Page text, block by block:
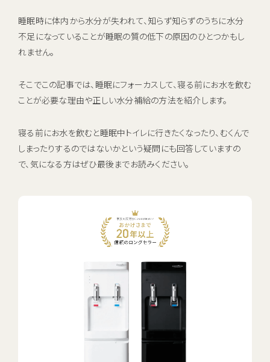
初期費用 ＋ サーバーレンタル ＋ 送料
0120-1132-99
受付時間：9:00~18:00（土日祝日も受付）
睡眠時に体内から水分が失われて、知らず知らずのうちに水分
不足になっていることが睡眠の質の低下の原因のひとつかもし
れません。
そこでこの記事では、睡眠にフォーカスして、寝る前にお水を飲む
ことが必要な理由や正しい水分補給の方法を紹介します。
寝る前にお水を飲むと睡眠中トイレに行きたくなったり、むくんで
しまったりするのではないかという疑問にも回答していますの
で、気になる方はぜひ最後までお読みください。